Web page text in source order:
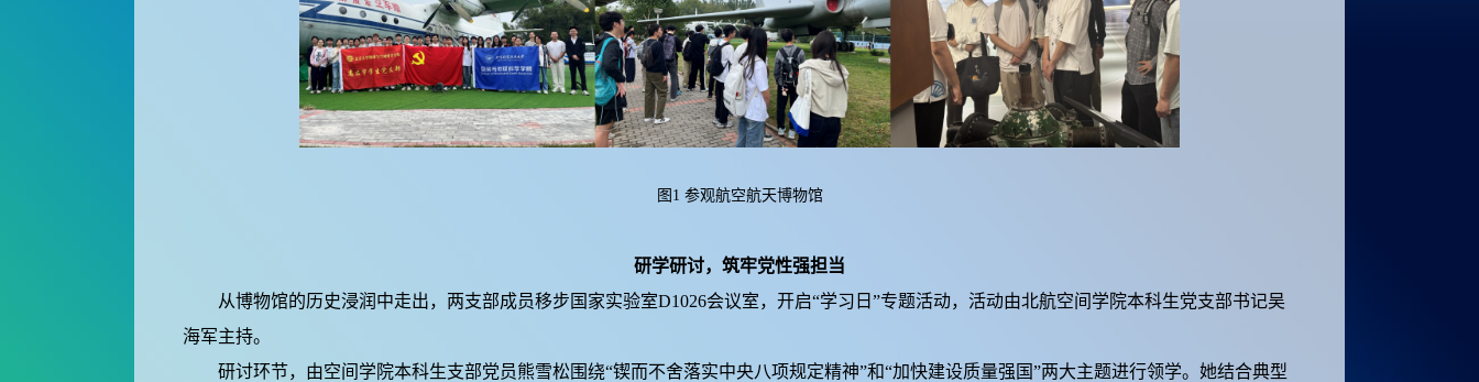
图1 参观航空航天博物馆
研学研讨，筑牢党性强担当
从博物馆的历史浸润中走出，两支部成员移步国家实验室D1026会议室，开启“学习日”专题活动，活动由北航空间学院本科生党支部书记吴
海军主持。
研讨环节，由空间学院本科生支部党员熊雪松围绕“锲而不舍落实中央八项规定精神”和“加快建设质量强国”两大主题进行领学。她结合典型